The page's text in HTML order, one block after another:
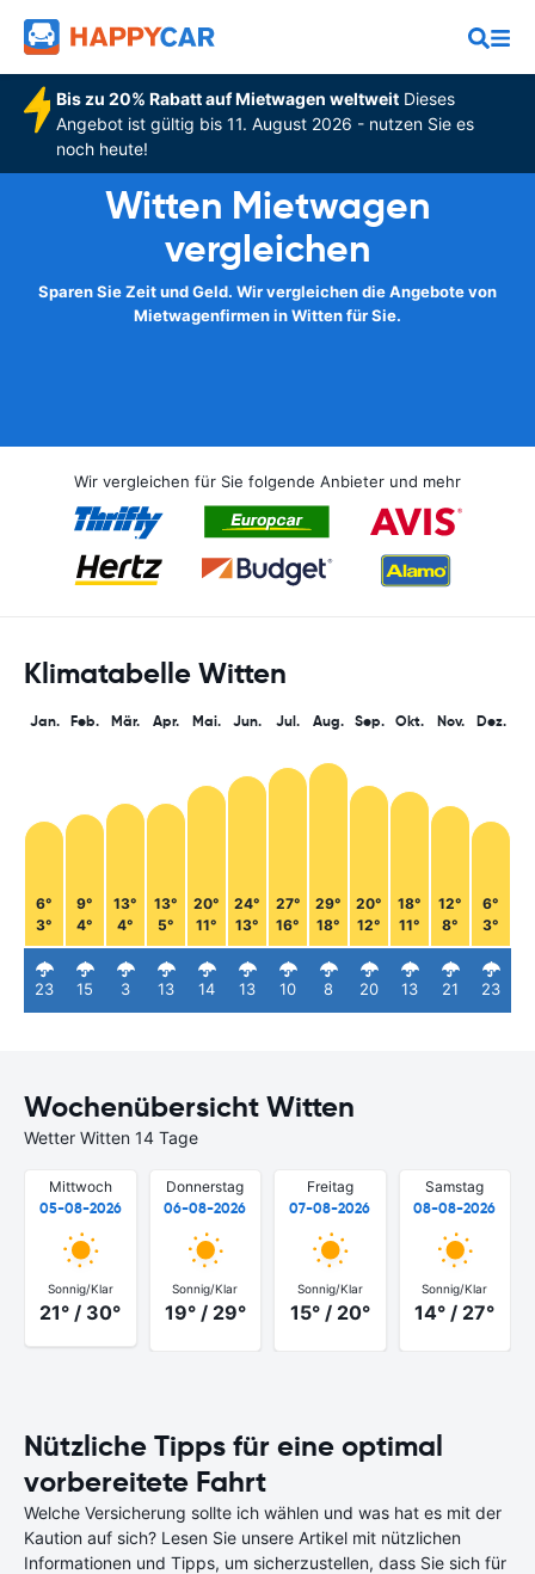
Bis zu 20% Rabatt auf Mietwagen weltweitDieses
Angebot ist gültig bis 11. August 2026 - nutzen Sie es
noch heute!
Witten Mietwagen
vergleichen
Sparen Sie Zeit und Geld. Wir vergleichen die Angebote von
Mietwagenfirmen in Witten für Sie.
Wir vergleichen für Sie folgende Anbieter und mehr
Klimatabelle Witten
Jan.
6°
3°
23
Feb.
9°
4°
15
Mär.
13°
4°
3
Apr.
13°
5°
13
Mai.
20°
11°
14
Jun.
24°
13°
13
Jul.
27°
16°
10
Aug.
29°
18°
8
Sep.
20°
12°
20
Okt.
18°
11°
13
Nov.
12°
8°
21
Dez.
6°
3°
23
Wochenübersicht Witten
Wetter Witten 14 Tage
Mittwoch
05-08-2026
Sonnig/Klar
21° / 30°
Donnerstag
06-08-2026
Sonnig/Klar
19° / 29°
Freitag
07-08-2026
Sonnig/Klar
15° / 20°
Samstag
08-08-2026
Sonnig/Klar
14° / 27°
Nützliche Tipps für eine optimal
vorbereitete Fahrt
Welche Versicherung sollte ich wählen und was hat es mit der
Kaution auf sich? Lesen Sie unsere Artikel mit nützlichen
Informationen und Tipps, um sicherzustellen, dass Sie sich für